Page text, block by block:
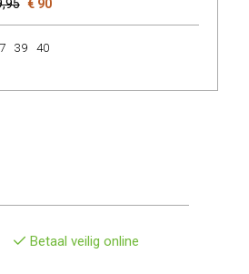
€ 90
39 40
Betaal veilig online